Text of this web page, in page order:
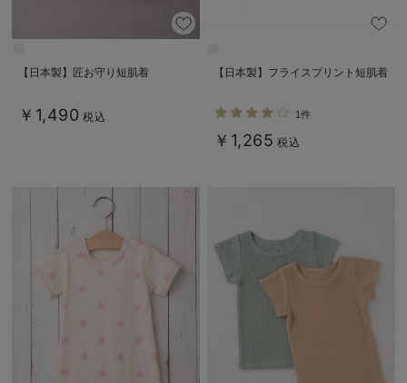
【日本製】匠お守り短肌着
￥1,490 税込
【日本製】フライスプリント短肌着
1件
￥1,265 税込